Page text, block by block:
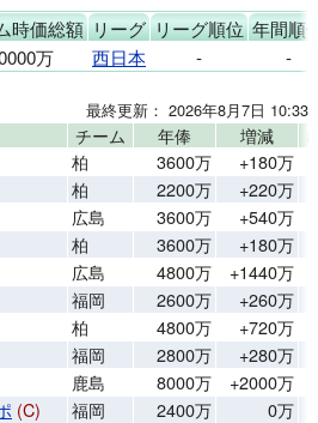
時価総額 リーグ リーグ順位 年間順
万 西日本 - -
最終更新： 2026年8月7日 10:33
チーム 年俸 増減
柏 3600万 +180万
柏 2200万 +220万
広島 3600万 +540万
柏 3600万 +180万
広島 4800万 +1440万
福岡 2600万 +260万
柏 4800万 +720万
福岡 2800万 +280万
鹿島 8000万 +2000万
(C) 福岡 2400万 0万